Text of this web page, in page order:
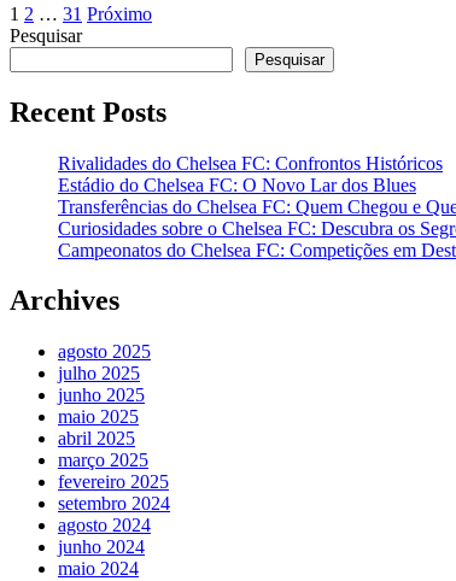
Paginação
de
posts
1 2 … 31 Próximo
Pesquisar
Pesquisar
Recent Posts
Rivalidades do Chelsea FC: Confrontos Históricos
Estádio do Chelsea FC: O Novo Lar dos Blues
Transferências do Chelsea FC: Quem Chegou e
Curiosidades sobre o Chelsea FC: Descubra os
Campeonatos do Chelsea FC: Competições em
Archives
agosto 2025
julho 2025
junho 2025
maio 2025
abril 2025
março 2025
fevereiro 2025
setembro 2024
agosto 2024
junho 2024
maio 2024